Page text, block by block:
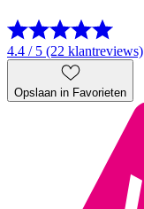
4.4 / 5 (22 klantreviews)
Opslaan in Favorieten